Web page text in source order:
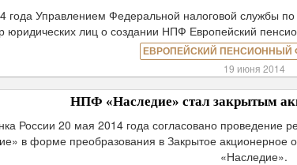
года Управлением Федеральной налоговой службы
юридических лиц о создании НПФ Европейский
ЕВРОПЕЙСКИЙ ПЕНСИОННЫЙ
19 июня 2014
НПФ «Наследие» стал закрытым
России 20 мая 2014 года согласовано проведение
в форме преобразования в Закрытое
«Наследие».